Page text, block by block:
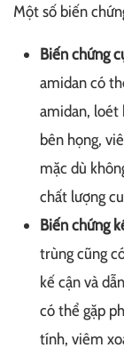
Một số biến
Biến chứng
amidan có
amidan, loét
bên họng,
mặc dù
chất lượng
Biến chứng
trùng cũng
kế cận và
có thể gặp
tính, viêm